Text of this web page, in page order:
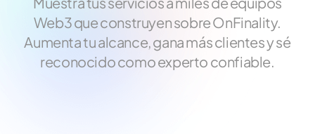
Web3 que construyen sobre OnFinality.
Aumenta tu alcance, gana más clientes y sé
reconocido como experto confiable.